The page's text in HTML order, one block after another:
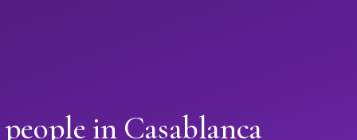
in Casablanca